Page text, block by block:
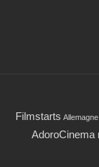
Filmstarts Allemagne
AdoroCinema